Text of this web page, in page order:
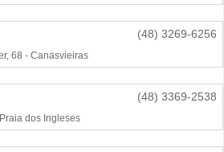
(48) 3269-6256
68 - Canasvieiras
(48) 3369-2538
dos Ingleses